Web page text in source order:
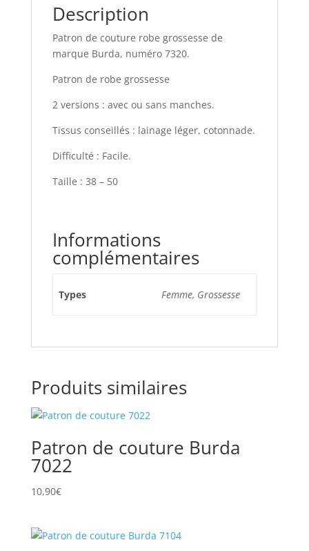
Description
Patron de couture robe grossesse de
marque Burda, numéro 7320.
Patron de robe grossesse
2 versions : avec ou sans manches.
Tissus conseillés : lainage léger, cotonnade.
Difficulté : Facile.
Taille : 38 – 50
Informations
complémentaires
Types Femme, Grossesse
Produits similaires
Patron de couture Burda
7022
10,90€